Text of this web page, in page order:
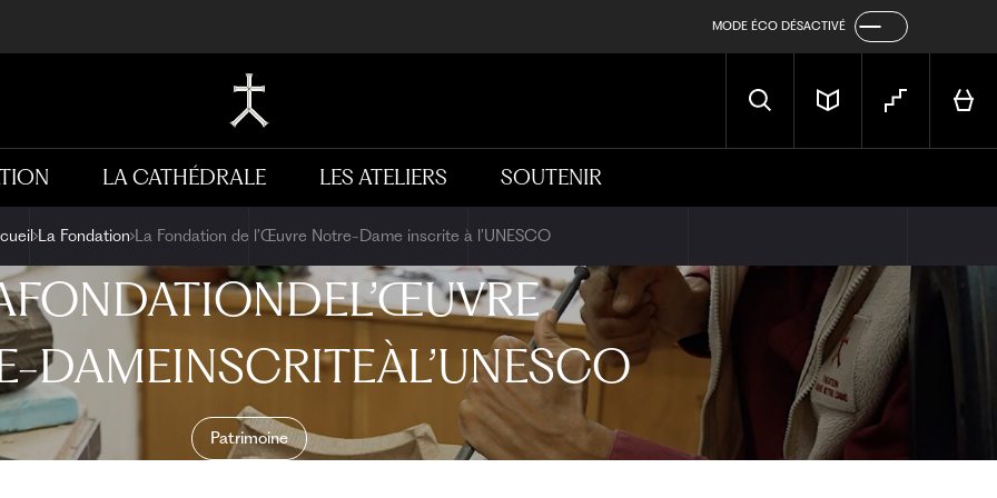
MODE ÉCO DÉSACTIVÉ
LA CATHÉDRALE LES ATELIERS SOUTENIR
La Fondation La Fondation de l’Œuvre Notre-Dame inscrite à l’UNESCO
FONDATIONDEL’ŒUVRE
DAMEINSCRITEÀL’UNESCO
Patrimoine